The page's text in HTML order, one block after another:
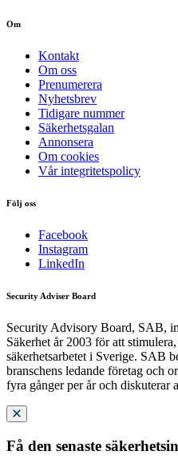
Om
Kontakt
Om oss
Prenumerera
Nyhetsbrev
Tidigare nummer
Säkerhetsgalan
Annonsera
Om cookies
Vår integritetspolicy
Följ oss
Facebook
Instagram
LinkedIn
Security Adviser Board
Security Advisory Board, SAB,
Säkerhet år 2003 för att
säkerhetsarbetet i Sverige. SAB
branschens ledande företag och
fyra gånger per år och diskuterar
Få den senaste